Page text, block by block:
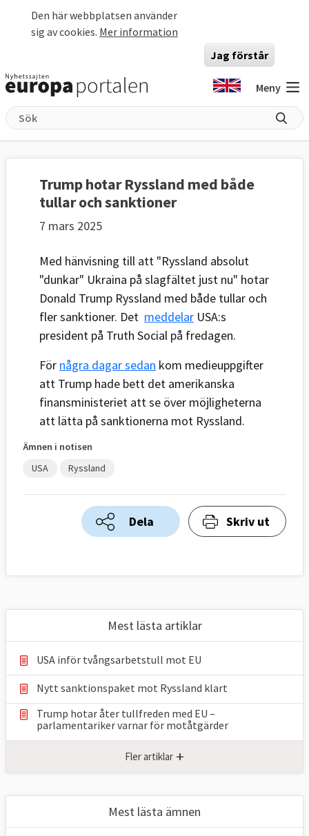
Den här webbplatsen använder
sig av cookies. Mer information
Jag förstår
Meny
Trump hotar Ryssland med både
tullar och sanktioner
7 mars 2025
Med hänvisning till att "Ryssland absolut
"dunkar" Ukraina på slagfältet just nu" hotar
Donald Trump Ryssland med både tullar och
fler sanktioner. Det meddelar USA:s
president på Truth Social på fredagen.
För några dagar sedan kom medieuppgifter
att Trump hade bett det amerikanska
finansministeriet att se över möjligheterna
att lätta på sanktionerna mot Ryssland.
Ämnen i notisen
USA
Ryssland
Dela Skriv ut
Mest lästa artiklar
USA inför tvångsarbetstull mot EU
Nytt sanktionspaket mot Ryssland klart
Trump hotar åter tullfreden med EU –
parlamentariker ⁠varnar för motåtgärder
Fler artiklar +
Mest lästa ämnen